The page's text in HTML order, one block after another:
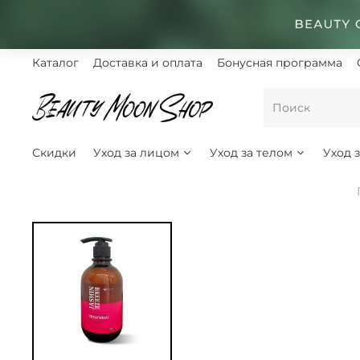
Каталог Доставка и оплата Бонусная программа
Скидки Уход за лицом Уход за телом Уход